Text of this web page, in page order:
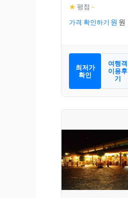
★ 평점 –
가격 확인하기
최저가
확인
여행객
이용후
기